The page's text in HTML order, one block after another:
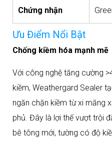
Chứng nhận
Ưu Điểm Nổi Bật
Chống kiềm hóa mạnh mẽ
Với công nghệ tăng cường
kiềm, Weathergard Sealer
ngăn chặn kiềm từ xi măng
phủ. Đây là lợi thế vượt trội
bê tông mới, tường có độ